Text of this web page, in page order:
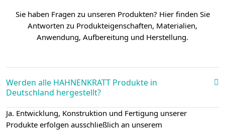
Sie haben Fragen zu unseren Produkten? Hier finden Sie
Antworten zu Produkteigenschaften, Materialien,
Anwendung, Aufbereitung und Herstellung.
Werden alle HAHNENKRATT Produkte in
Deutschland hergestellt?
Ja. Entwicklung, Konstruktion und Fertigung unserer
Produkte erfolgen ausschließlich an unserem